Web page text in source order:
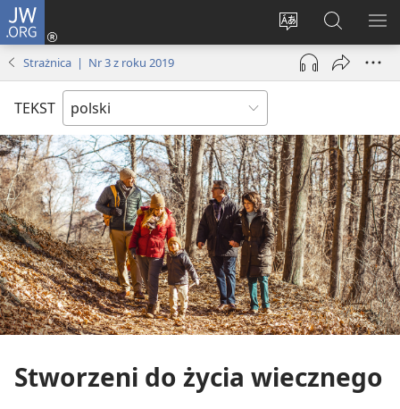
JW.ORG
Wybór
języka
Logowanie
(opens
window)
Szukaj
na
JW.ORG
Strażnica | Nr 3 z roku 2019
TEKST
Stworzeni do życia wiecznego